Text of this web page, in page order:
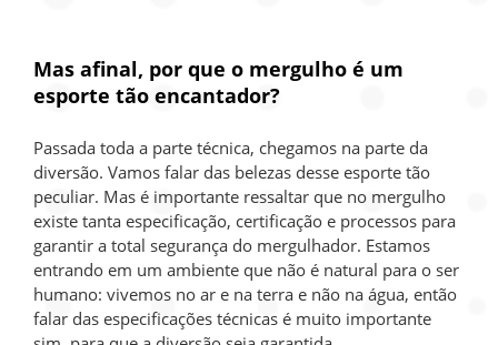
Mas afinal, por que o mergulho é um
esporte tão encantador?
Passada toda a parte técnica, chegamos na parte da
diversão. Vamos falar das belezas desse esporte tão
peculiar. Mas é importante ressaltar que no mergulho
existe tanta especificação, certificação e processos para
garantir a total segurança do mergulhador. Estamos
entrando em um ambiente que não é natural para o ser
humano: vivemos no ar e na terra e não na água, então
falar das especificações técnicas é muito importante